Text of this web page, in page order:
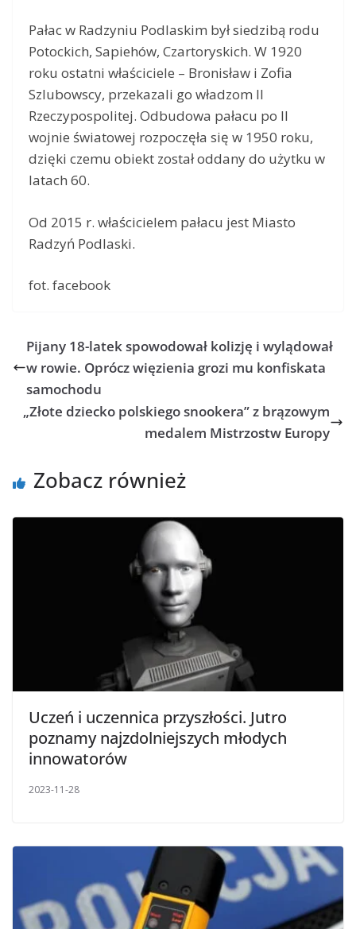
Pałac w Radzyniu Podlaskim był siedzibą rodu
Potockich, Sapiehów, Czartoryskich. W 1920
roku ostatni właściciele – Bronisław i Zofia
Szlubowscy, przekazali go władzom II
Rzeczypospolitej. Odbudowa pałacu po II
wojnie światowej rozpoczęła się w 1950 roku,
dzięki czemu obiekt został oddany do użytku w
latach 60.
Od 2015 r. właścicielem pałacu jest Miasto
Radzyń Podlaski.
fot. facebook
Pijany 18-latek spowodował kolizję i wylądował
w rowie. Oprócz więzienia grozi mu konfiskata
samochodu
„Złote dziecko polskiego snookera” z brązowym
medalem Mistrzostw Europy
Zobacz również
Uczeń i uczennica przyszłości. Jutro
poznamy najzdolniejszych młodych
innowatorów
2023-11-28